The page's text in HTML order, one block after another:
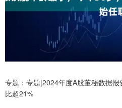
专题：专题|2024年度A股董秘数据
比超21%